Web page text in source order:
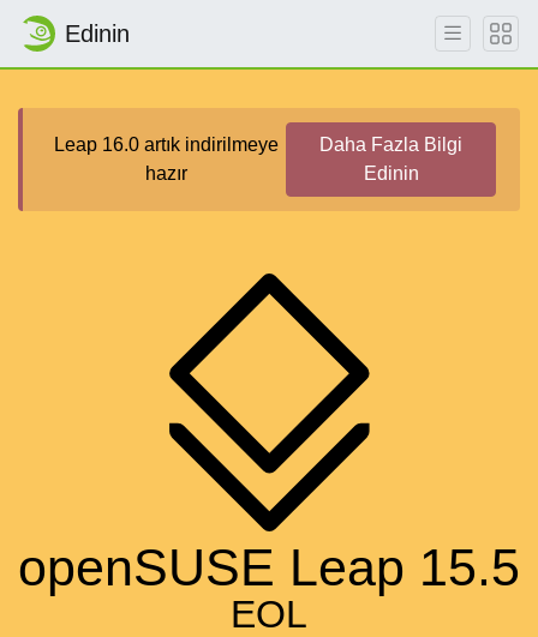
Edinin
Leap 16.0 artık indirilmeye
hazır
Daha Fazla Bilgi
Edinin
openSUSE Leap 15.5
EOL